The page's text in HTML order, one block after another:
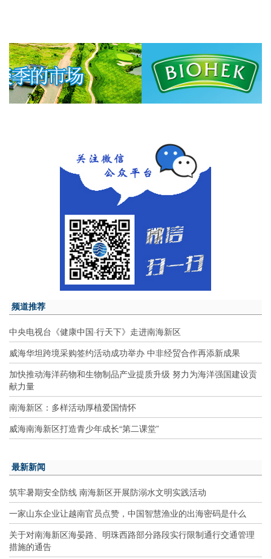
频道推荐
中央电视台《健康中国·行天下》走进南海新区
威海华坦跨境采购签约活动成功举办 中非经贸合作再添新成果
加快推动海洋药物和生物制品产业提质升级 努力为海洋强国建设贡
献力量
南海新区：多样活动厚植爱国情怀
威海南海新区打造青少年成长“第二课堂”
最新新闻
筑牢暑期安全防线 南海新区开展防溺水文明实践活动
一家山东企业让越南官员点赞，中国智慧渔业的出海密码是什么
关于对南海新区海晏路、明珠西路部分路段实行限制通行交通管理
措施的通告